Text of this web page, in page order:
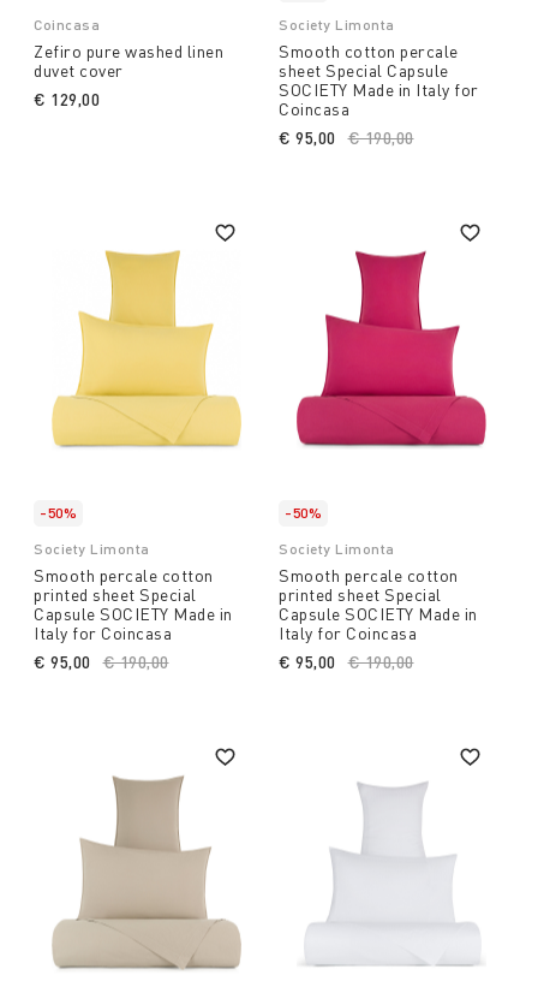
Coincasa
Zefiro pure washed linen
duvet cover
€ 129,00
Society Limonta
Smooth cotton percale
sheet Special Capsule
SOCIETY Made in Italy for
Coincasa
Price reduced from
€ 190,00to
€ 95,00
-50%
Society Limonta
Smooth percale cotton
printed sheet Special
Capsule SOCIETY Made in
Italy for Coincasa
Price reduced from
€ 190,00to
€ 95,00
-50%
Society Limonta
Smooth percale cotton
printed sheet Special
Capsule SOCIETY Made in
Italy for Coincasa
Price reduced from
€ 190,00to
€ 95,00